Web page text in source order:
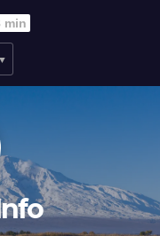
min
▼